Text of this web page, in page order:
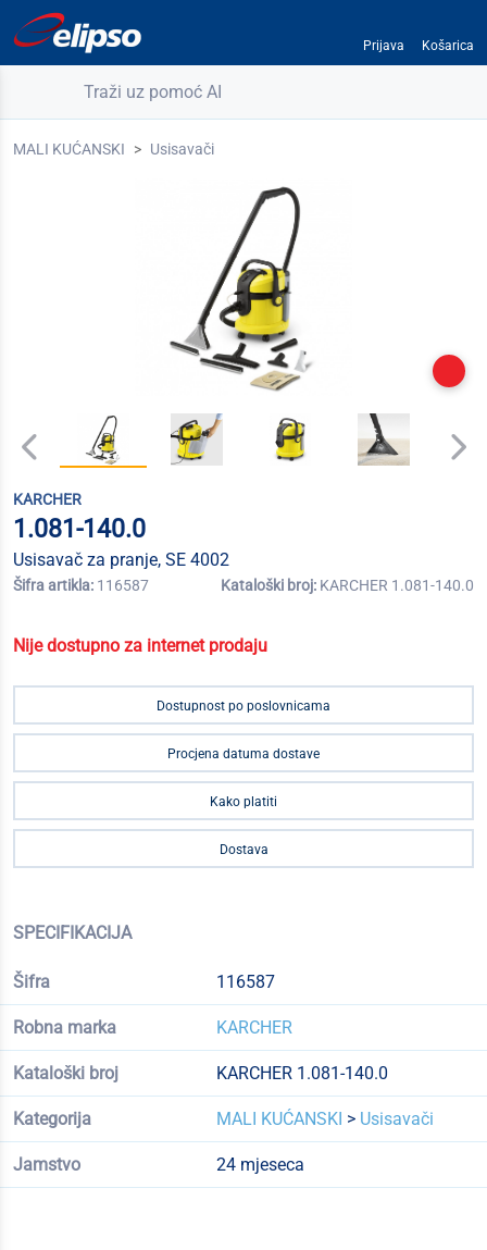
Prijava Košarica
Traži uz pomoć AI
MALI KUĆANSKI Usisavači
KARCHER
1.081-140.0
Usisavač za pranje, SE 4002
Šifra artikla: 116587 Kataloški broj: KARCHER 1.081-140.0
Nije dostupno za internet prodaju
Dostupnost po poslovnicama
Procjena datuma dostave
Kako platiti
Dostava
SPECIFIKACIJA
Šifra 116587
Robna marka KARCHER
Kataloški broj KARCHER 1.081-140.0
Kategorija MALI KUĆANSKI > Usisavači
Jamstvo 24 mjeseca